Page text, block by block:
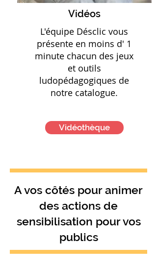
Vidéos
L'équipe Désclic vous
présente en moins d' 1
minute chacun des jeux
et outils
ludopédagogiques de
notre catalogue.
Vidéothèque
A vos côtés pour animer
des actions de
sensibilisation pour vos
publics